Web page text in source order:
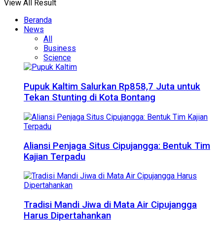
View All Result
Beranda
News
All
Business
Science
Pupuk Kaltim Salurkan Rp858,7 Juta untuk
Tekan Stunting di Kota Bontang
Aliansi Penjaga Situs Cipujangga: Bentuk Tim
Kajian Terpadu
Tradisi Mandi Jiwa di Mata Air Cipujangga
Harus Dipertahankan